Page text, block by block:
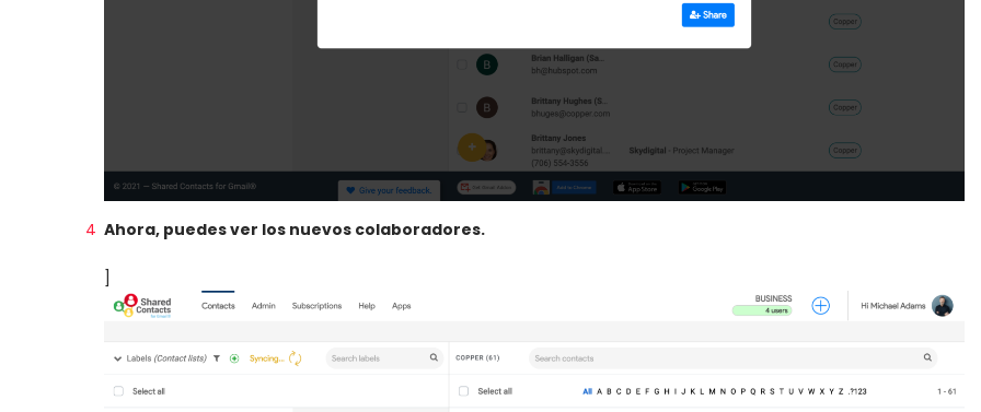
Ahora, puedes ver los nuevos colaboradores.
]